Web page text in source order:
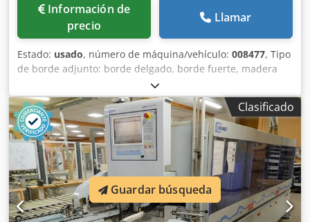
Información de
precio
Llamar
Estado: usado, número de máquina/vehículo: 008477, Tipo
de borde adjunto: borde delgado, borde fuerte, madera
maciza Sistema adhesivo: EVA Fresado de unión: sí Unidad
multifuncional: sí Dkodsy Hq Nvspfx Akbsr Velocidad
máxima de avance: 18 m/min. Espesor máximo del panel:
60 mm Unidades de trabajo: 7 no
Clasificado
Guardar búsqueda